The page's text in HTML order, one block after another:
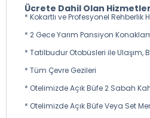
Ücrete Dahil Olan Hizmetler
* Kokartlı ve Profesyonel Rehberlik
* 2 Gece Yarım Pansiyon
* Tatilbudur Otobüsleri ile Ulaşım,
* Tüm Çevre Gezileri
* Otelimizde Açık Büfe 2 Sabah
* Otelimizde Açık Büfe Veya Set